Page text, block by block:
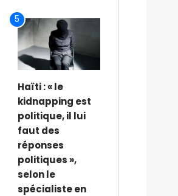
5
Haïti : « le
kidnapping est
politique, il lui
faut des
réponses
politiques »,
selon le
spécialiste en